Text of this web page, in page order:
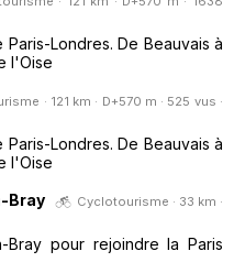
Londres. De Beauvais à
l'Oise
· 121 km · D+570 m · 525 vus ·
Londres. De Beauvais à
l'Oise
Bray
Cyclotourisme · 33 km ·
Bray pour rejoindre la Paris